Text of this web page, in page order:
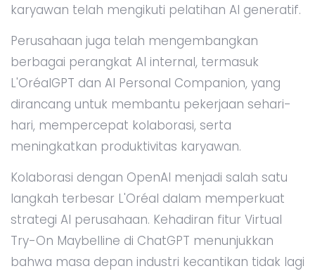
karyawan telah mengikuti pelatihan AI generatif.
Perusahaan juga telah mengembangkan
berbagai perangkat AI internal, termasuk
L'OréalGPT dan AI Personal Companion, yang
dirancang untuk membantu pekerjaan sehari-
hari, mempercepat kolaborasi, serta
meningkatkan produktivitas karyawan.
Kolaborasi dengan OpenAI menjadi salah satu
langkah terbesar L'Oréal dalam memperkuat
strategi AI perusahaan. Kehadiran fitur Virtual
Try-On Maybelline di ChatGPT menunjukkan
bahwa masa depan industri kecantikan tidak lagi